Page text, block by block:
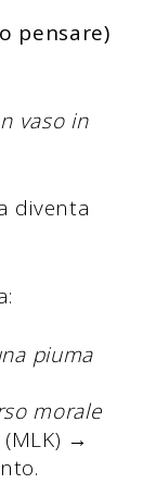
pensare)
vaso in
diventa
piuma
morale
(MLK) →